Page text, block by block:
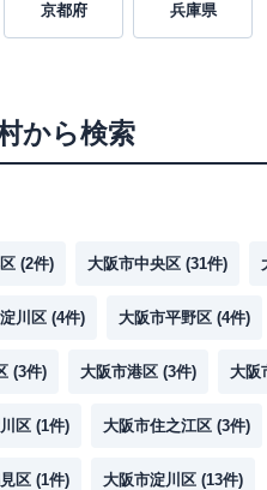
京都府 兵庫県
から検索
(2件) 大阪市中央区 (31件)
川区 (4件) 大阪市平野区 (4件)
(3件) 大阪市港区 (3件) 大阪
区 (1件) 大阪市住之江区 (3件)
区 (1件) 大阪市淀川区 (13件)